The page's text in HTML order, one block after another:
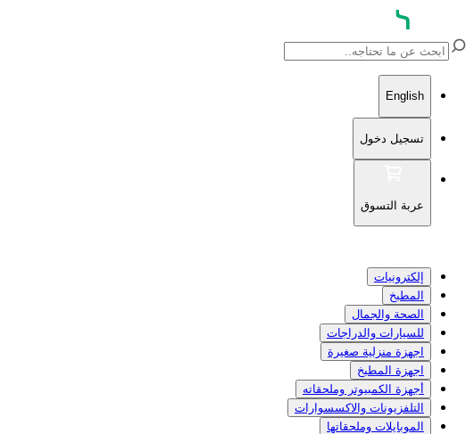
English
تسجيل دخول
عربة التسوق
إلكترونيات
المطبخ
الصحة والجمال
للسيارات والدراجات
اجهزة منزلية صغيرة
اجهزة المطبخ
أجهزة الكمبيوتر وملحقاته
التلفزيونات والاكسسوارات
الموبايلات وملحقاتها